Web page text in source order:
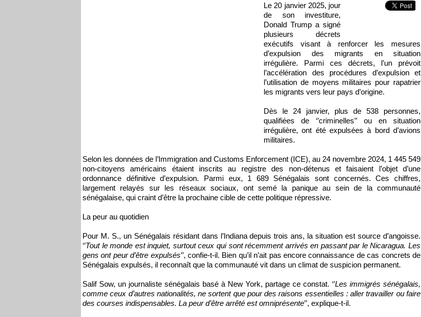
Le 20 janvier 2025, jour
de son investiture,
Donald Trump a signé
plusieurs décrets
exécutifs visant à renforcer les mesures
d’expulsion des migrants en situation
irrégulière. Parmi ces décrets, l’un prévoit
l’accélération des procédures d’expulsion et
l’utilisation de moyens militaires pour rapatrier
les migrants vers leur pays d’origine.
Dès le 24 janvier, plus de 538 personnes,
qualifiées de ‘’criminelles’’ ou en situation
irrégulière, ont été expulsées à bord d’avions
militaires.
Selon les données de l’Immigration and Customs Enforcement (ICE), au 24 novembre 2024, 1 445 549
non-citoyens américains étaient inscrits au registre des non-détenus et faisaient l’objet d’une
ordonnance définitive d’expulsion. Parmi eux, 1 689 Sénégalais sont concernés. Ces chiffres,
largement relayés sur les réseaux sociaux, ont semé la panique au sein de la communauté
sénégalaise, qui craint d’être la prochaine cible de cette politique répressive.
La peur au quotidien
Pour M. S., un Sénégalais résidant dans l’Indiana depuis trois ans, la situation est source d’angoisse.
‘’Tout le monde est inquiet, surtout ceux qui sont récemment arrivés en passant par le Nicaragua. Les
gens ont peur d’être expulsés’’, confie-t-il. Bien qu’il n’ait pas encore connaissance de cas concrets de
Sénégalais expulsés, il reconnaît que la communauté vit dans un climat de suspicion permanent.
Salif Sow, un journaliste sénégalais basé à New York, partage ce constat. ‘’Les immigrés sénégalais,
comme ceux d’autres nationalités, ne sortent que pour des raisons essentielles : aller travailler ou faire
des courses indispensables. La peur d’être arrêté est omniprésente’’, explique-t-il.